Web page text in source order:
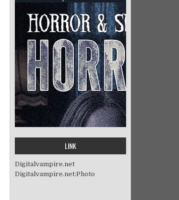
LINK
Digitalvampire.net
Digitalvampire.net:Photo